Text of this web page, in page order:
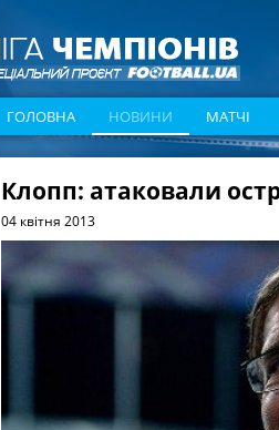
ГОЛОВНА НОВИНИ МАТЧІ
Клопп: атаковали
04 квітня 2013